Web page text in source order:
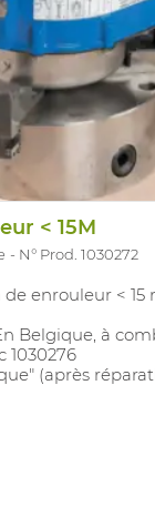
< 15M
N° Prod. 1030272
enrouleur < 15
Belgique, à
1030276
(après